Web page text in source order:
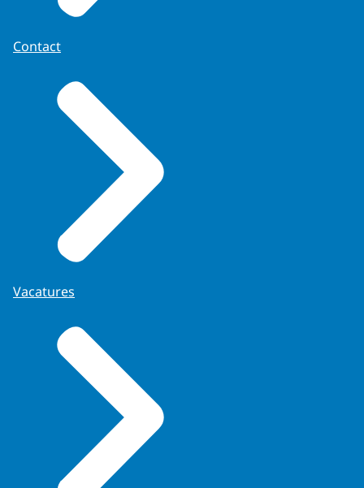
Contact
Vacatures